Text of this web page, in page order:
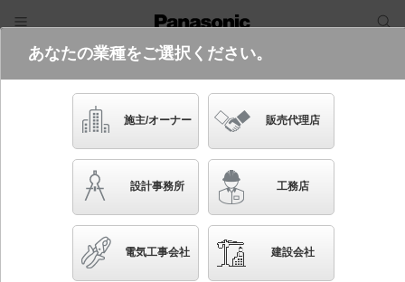
電気・建築設備（ビジネス）
フリーワード
品番・キーワード
XL583PFVK RS9
起動方式違いの商品を見る
あなたの業種をご選択ください。
施主/オーナー 販売代理店
設計事務所 工務店
電気工事会社 建設会社